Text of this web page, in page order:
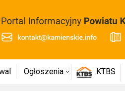
Ogłoszenia KTBS